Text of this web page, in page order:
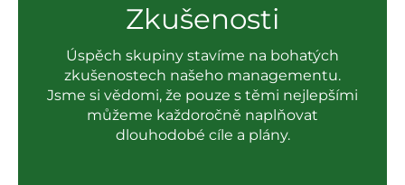
Zkušenosti
Úspěch skupiny stavíme na bohatých
zkušenostech našeho managementu.
Jsme si vědomi, že pouze s těmi nejlepšími
můžeme každoročně naplňovat
dlouhodobé cíle a plány.